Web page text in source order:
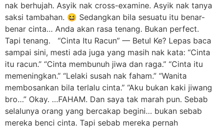
nak berhujah. Asyik nak cross-examine. Asyik nak tanya
saksi tambahan. 😆 Sedangkan bila sesuatu itu benar-
benar cinta… Anda akan rasa tenang. Bukan perfect.
Tapi tenang. “Cinta Itu Racun” — Betul Ke? Lepas baca
sampai sini, mesti ada juga yang masih nak kata: “Cinta
itu racun.” “Cinta membunuh jiwa dan raga.” “Cinta itu
memeningkan.” “Lelaki susah nak faham.” “Wanita
membosankan bila terlalu cinta.” “Aku bukan kaki jiwang
bro…” Okay. …FAHAM. Dan saya tak marah pun. Sebab
selalunya orang yang bercakap begini… bukan sebab
mereka benci cinta. Tapi sebab mereka pernah